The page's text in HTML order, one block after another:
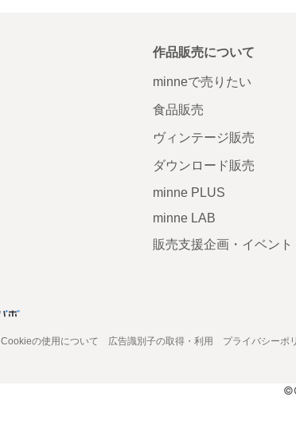
作品販売について
minneで売りたい
食品販売
ヴィンテージ販売
ダウンロード販売
minne PLUS
minne LAB
販売支援企画・イベント
Cookieの使用について 広告識別子の取得・利用 プライバシーポ